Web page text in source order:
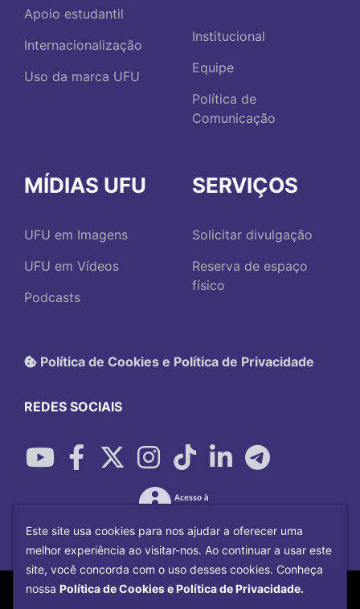
Apoio estudantil
Internacionalização
Uso da marca UFU
Institucional
Equipe
Política de
Comunicação
MÍDIAS UFU
UFU em Imagens
UFU em Vídeos
Podcasts
SERVIÇOS
Solicitar divulgação
Reserva de espaço
físico
Política de Cookies e Política de Privacidade
REDES SOCIAIS
Copyright©2026Universidade Federal
Este site usa cookies para nos ajudar a oferecer uma
melhor experiência ao visitar-nos. Ao continuar a usar este
site, você concorda com o uso desses cookies. Conheça
nossa Política de Cookies e Política de Privacidade.